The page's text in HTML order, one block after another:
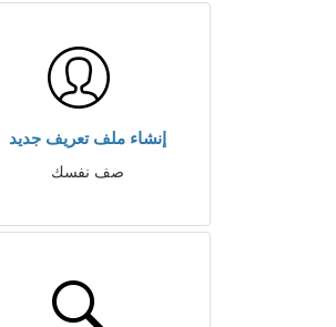
إنشاء ملف تعريف جديد
صف نفسك